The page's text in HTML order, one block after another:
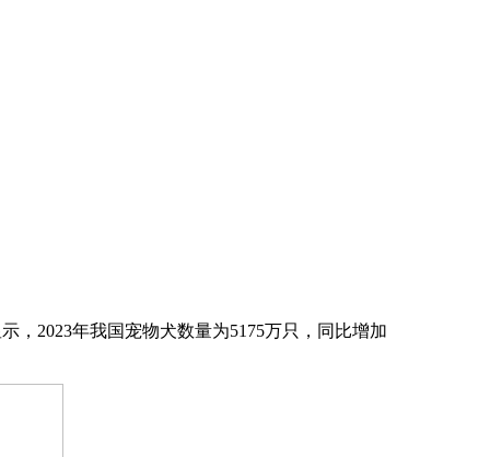
，2023年我国宠物犬数量为5175万只，同比增加